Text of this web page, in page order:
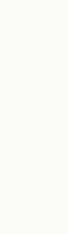
Camping des
Wählen,
Ihr
Der
offizielle